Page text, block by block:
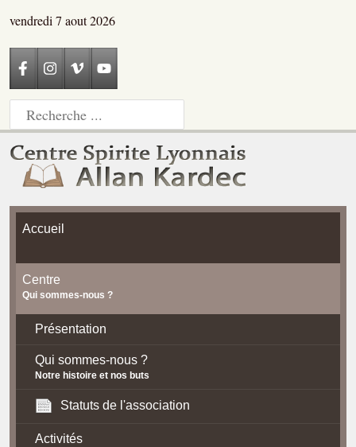
vendredi 7 aout 2026
Accueil
Centre
Qui sommes-nous ?
Présentation
Qui sommes-nous ?
Notre histoire et nos buts
Statuts de l'association
Activités